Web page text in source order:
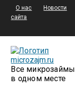
О нас Новости
сайта
Все микрозаймы
в одном месте